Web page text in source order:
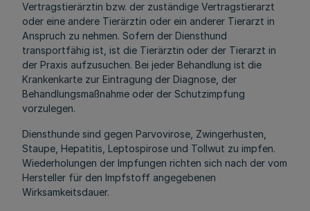
Vertragstierärztin bzw. der zuständige Vertragstierarzt
oder eine andere Tierärztin oder ein anderer Tierarzt in
Anspruch zu nehmen. Sofern der Diensthund
transportfähig ist, ist die Tierärztin oder der Tierarzt in
der Praxis aufzusuchen. Bei jeder Behandlung ist die
Krankenkarte zur Eintragung der Diagnose, der
Behandlungsmaßnahme oder der Schutzimpfung
vorzulegen.
Diensthunde sind gegen Parvovirose, Zwingerhusten,
Staupe, Hepatitis, Leptospirose und Tollwut zu impfen.
Wiederholungen der Impfungen richten sich nach der vom
Hersteller für den Impfstoff angegebenen
Wirksamkeitsdauer.